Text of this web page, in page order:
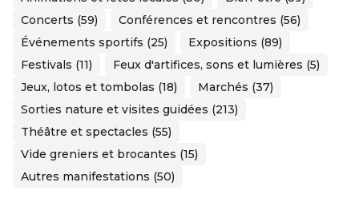
Concerts (59)
Conférences et rencontres (56)
Événements sportifs (25)
Expositions (89)
Festivals (11)
Feux d'artifices, sons et lumières (5)
Jeux, lotos et tombolas (18)
Marchés (37)
Sorties nature et visites guidées (213)
Théâtre et spectacles (55)
Vide greniers et brocantes (15)
Autres manifestations (50)